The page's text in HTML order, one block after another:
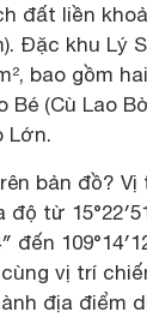
đất liền
Đặc khu Lý
bao gồm
Bé (Cù Lao
Lớn.
bản đồ? Vị
từ
đến
vị trí
địa điểm